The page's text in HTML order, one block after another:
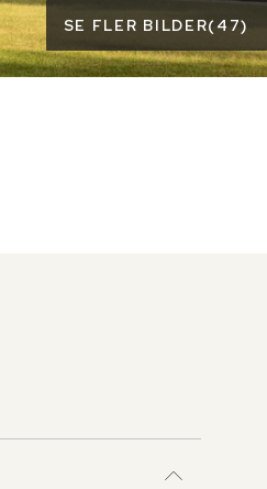
SE FLER BILDER( 47)